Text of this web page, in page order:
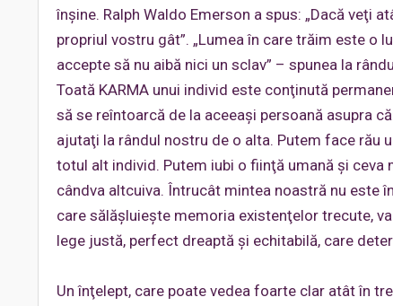
înşine. Ralph Waldo Emerson a spus: „Dacă veţi
propriul vostru gât”. „Lumea în care trăim este o
accepte să nu aibă nici un sclav” – spunea la
Toată KARMA unui individ este conţinută
să se reîntoarcă de la aceeaşi persoană asupra
ajutaţi la rândul nostru de o alta. Putem face rău
totul alt individ. Putem iubi o fiinţă umană şi
cândva altcuiva. Întrucât mintea noastră nu este
care sălăşluieşte memoria existenţelor trecute,
lege justă, perfect dreaptă şi echitabilă, care
Un înţelept, care poate vedea foarte clar atât în